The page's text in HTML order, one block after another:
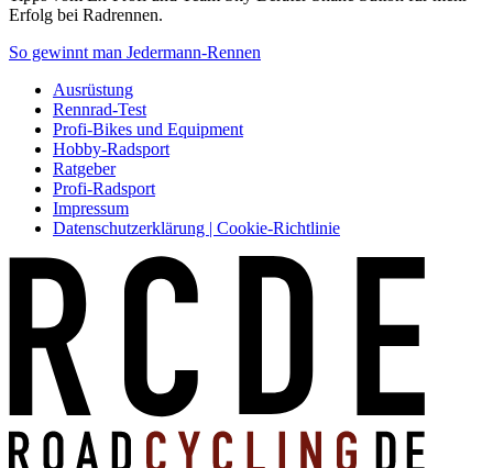
Erfolg bei Radrennen.
So gewinnt man Jedermann-Rennen
Ausrüstung
Rennrad-Test
Profi-Bikes und Equipment
Hobby-Radsport
Ratgeber
Profi-Radsport
Impressum
Datenschutzerklärung | Cookie-Richtlinie